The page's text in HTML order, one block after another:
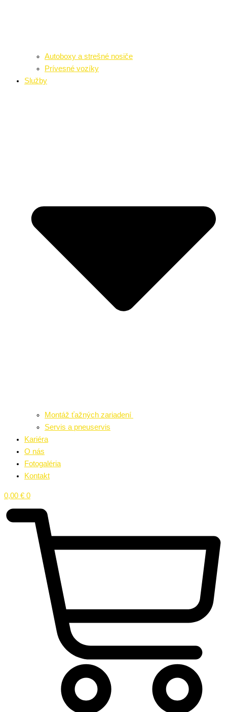
Autoboxy a strešné nosiče
Prívesné vozíky
Služby
Montáž ťažných zariadení
Servis a pneuservis
Kariéra
O nás
Fotogaléria
Kontakt
0,00 € 0